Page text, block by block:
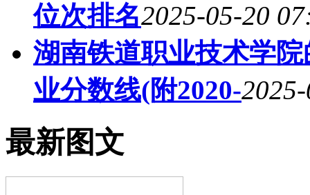
位次排名2025-05-20
湖南铁道职业技术学
业分数线(附2020-
最新图文